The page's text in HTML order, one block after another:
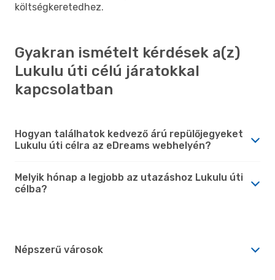
költségkeretedhez.
Gyakran ismételt kérdések a(z)
Lukulu úti célú járatokkal
kapcsolatban
Hogyan találhatok kedvező árú repülőjegyeket
Lukulu úti célra az eDreams webhelyén?
Melyik hónap a legjobb az utazáshoz Lukulu úti
célba?
Népszerű városok